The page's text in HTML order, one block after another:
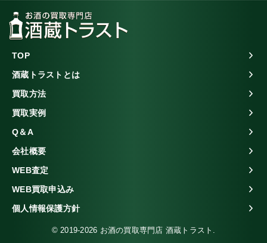
TOP
酒蔵トラストとは
買取方法
買取実例
Q＆A
会社概要
WEB査定
WEB買取申込み
個人情報保護方針
© 2019-2026 お酒の買取専門店 酒蔵トラスト.